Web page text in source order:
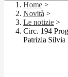
Home >
Novità >
Le notizie >
Circ. 194
Patrizia Silvia